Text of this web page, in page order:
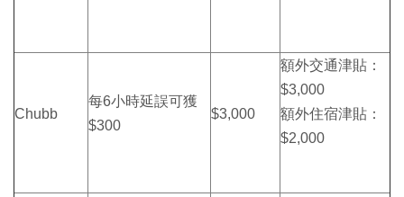
Chubb
每6小時延誤可獲
$300
$3,000
額外交通津貼：
$3,000
額外住宿津貼：
$2,000